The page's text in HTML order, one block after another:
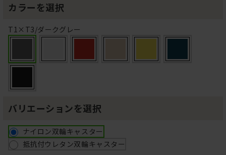
カラーを選択
T1×T3/ダークグレー
バリエーションを選択
ナイロン双輪キャスター
抵抗付ウレタン双輪キャスター